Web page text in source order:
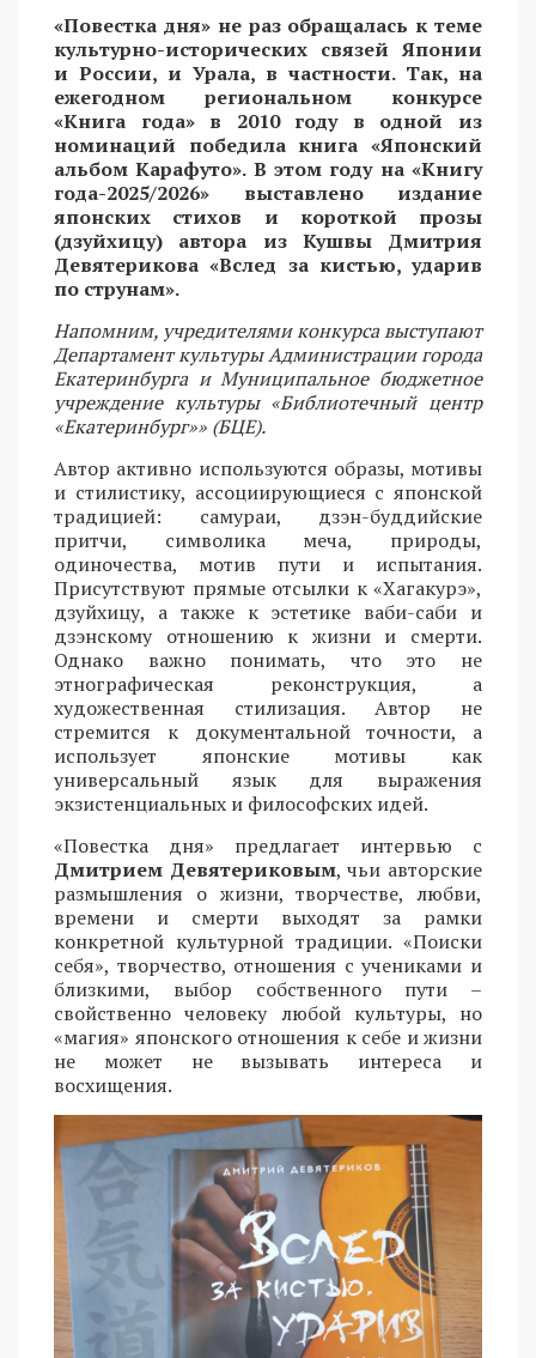
«Повестка дня» не раз обращалась к теме
культурно-исторических связей Японии
и России, и Урала, в частности. Так, на
ежегодном региональном конкурсе
«Книга года» в 2010 году в одной из
номинаций победила книга «Японский
альбом Карафуто». В этом году на «Книгу
года-2025/2026» выставлено издание
японских стихов и короткой прозы
(дзуйхицу) автора из Кушвы Дмитрия
Девятерикова «Вслед за кистью, ударив
по струнам».
Напомним, учредителями конкурса выступают
Департамент культуры Администрации города
Екатеринбурга и Муниципальное бюджетное
учреждение культуры «Библиотечный центр
«Екатеринбург»» (БЦЕ).
Автор активно используются образы, мотивы
и стилистику, ассоциирующиеся с японской
традицией: самураи, дзэн-буддийские
притчи, символика меча, природы,
одиночества, мотив пути и испытания.
Присутствуют прямые отсылки к «Хагакурэ»,
дзуйхицу, а также к эстетике ваби-саби и
дзэнскому отношению к жизни и смерти.
Однако важно понимать, что это не
этнографическая реконструкция, а
художественная стилизация. Автор не
стремится к документальной точности, а
использует японские мотивы как
универсальный язык для выражения
экзистенциальных и философских идей.
«Повестка дня» предлагает интервью с
Дмитрием Девятериковым, чьи авторские
размышления о жизни, творчестве, любви,
времени и смерти выходят за рамки
конкретной культурной традиции. «Поиски
себя», творчество, отношения с учениками и
близкими, выбор собственного пути –
свойственно человеку любой культуры, но
«магия» японского отношения к себе и жизни
не может не вызывать интереса и
восхищения.